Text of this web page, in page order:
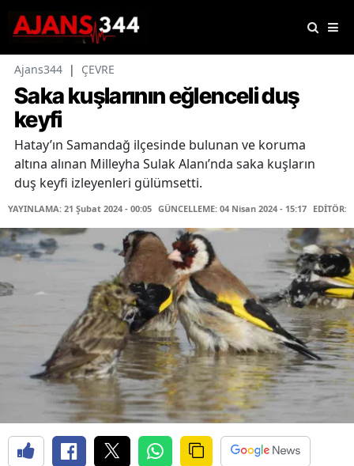
Ajans344 | ÇEVRE
Saka kuşlarının eğlenceli duş
keyfi
Hatay’ın Samandağ ilçesinde bulunan ve koruma
altına alınan Milleyha Sulak Alanı’nda saka kuşların
duş keyfi izleyenleri gülümsetti.
YAYINLAMA: 21 Şubat 2024 - 00:05 GÜNCELLEME: 04 Nisan 2024 - 15:17 EDİTÖR: